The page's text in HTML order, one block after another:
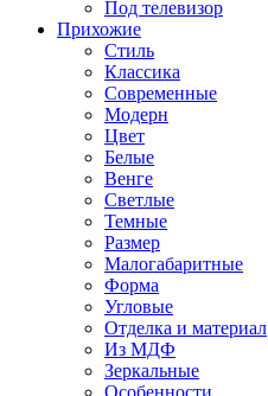
Под телевизор
Прихожие
Стиль
Классика
Современные
Модерн
Цвет
Белые
Венге
Светлые
Темные
Размер
Малогабаритные
Форма
Угловые
Отделка и материал
Из МДФ
Зеркальные
Особенности